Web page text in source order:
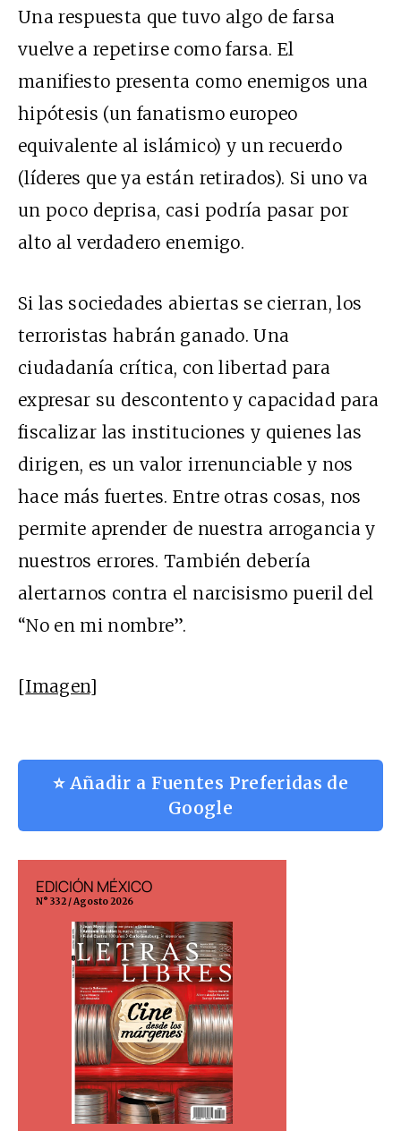
Una respuesta que tuvo algo de farsa
vuelve a repetirse como farsa. El
manifiesto presenta como enemigos una
hipótesis (un fanatismo europeo
equivalente al islámico) y un recuerdo
(líderes que ya están retirados). Si uno va
un poco deprisa, casi podría pasar por
alto al verdadero enemigo.
Si las sociedades abiertas se cierran, los
terroristas habrán ganado. Una
ciudadanía crítica, con libertad para
expresar su descontento y capacidad para
fiscalizar las instituciones y quienes las
dirigen, es un valor irrenunciable y nos
hace más fuertes. Entre otras cosas, nos
permite aprender de nuestra arrogancia y
nuestros errores. También debería
alertarnos contra el narcisismo pueril del
“No en mi nombre”.
[Imagen]
⭐ Añadir a Fuentes Preferidas de
Google
EDICIÓN MÉXICO
N° 332 / Agosto 2026